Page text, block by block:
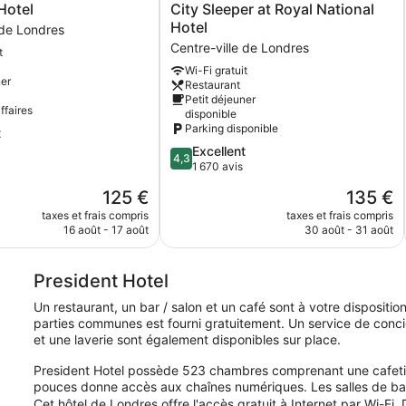
Londres
Le
nouveau
prix
125 €
125 €
taxes et frais compris
16 août - 17 août
City
Sleeper
at
Royal
National
Hotel
Centre-
ville
de
Londres
City Sleeper at Royal National
Hotel
Centre-ville de Londres
Wi-Fi gratuit
Restaurant
Petit déjeuner
disponible
Parking disponible
4.3
sur
4,3 Excellent
1 670 avis
Le
nouveau
prix
135 €
taxes et frais compris
30 août - 31 août
President Hotel
Un restaurant, un bar / salon et un café sont à votre
parties communes est fourni gratuitement. Un service de
et une laverie sont également disponibles sur place.
President Hotel possède 523 chambres comprenant une
pouces donne accès aux chaînes numériques. Les salles de